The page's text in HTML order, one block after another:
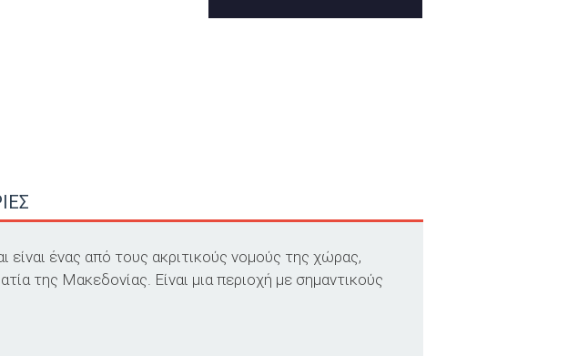
ένας από τους ακριτικούς νομούς της χώρας,
της Μακεδονίας. Είναι μια περιοχή με σημαντικούς